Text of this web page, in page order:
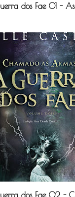
dos Fae 01 -
dos Fae 02 -